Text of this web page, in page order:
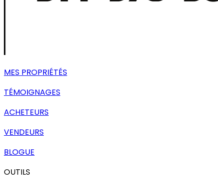
MES PROPRIÉTÉS
TÉMOIGNAGES
ACHETEURS
VENDEURS
BLOGUE
OUTILS